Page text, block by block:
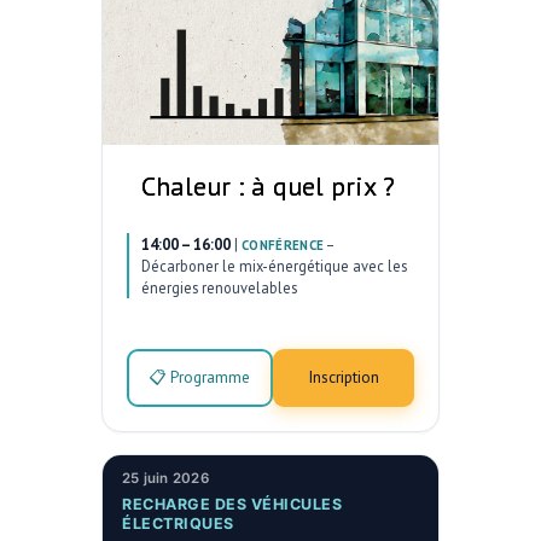
Chaleur : à quel prix ?
14:00 – 16:00 | CONFÉRENCE –
Décarboner le mix-énergétique avec les
énergies renouvelables
📋 Programme Inscription
25 juin 2026
RECHARGE DES VÉHICULES
ÉLECTRIQUES